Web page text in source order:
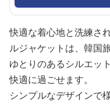
快適な着心地と洗練さ
ルジャケットは、韓国
ゆとりのあるシルエッ
快適に過ごせます。
シンプルなデザインで